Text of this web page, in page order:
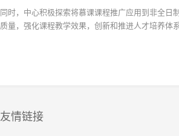
同时，中心积极探索将慕课课程推广应用到非全
质量，强化课程教学效果，创新和推进人才培养体系
友情链接